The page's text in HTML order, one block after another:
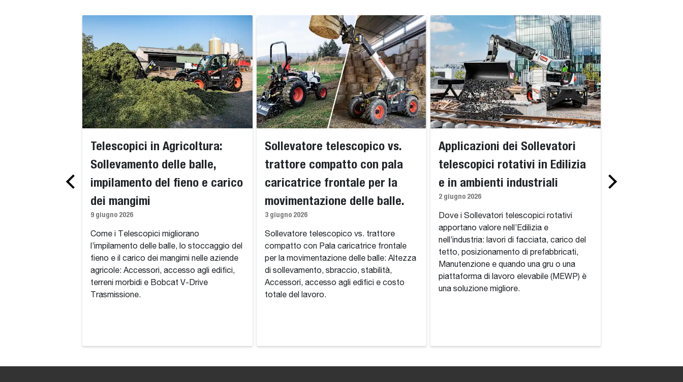
Telescopici in Agricoltura:
Sollevamento delle balle,
impilamento del fieno e carico
dei mangimi
9 giugno 2026
Come i Telescopici migliorano
l’impilamento delle balle, lo stoccaggio del
fieno e il carico dei mangimi nelle aziende
agricole: Accessori, accesso agli edifici,
terreni morbidi e Bobcat V-Drive
Trasmissione.
Sollevatore telescopico vs.
trattore compatto con pala
caricatrice frontale per la
movimentazione delle balle.
3 giugno 2026
Sollevatore telescopico vs. trattore
compatto con Pala caricatrice frontale
per la movimentazione delle balle: Altezza
di sollevamento, sbraccio, stabilità,
Accessori, accesso agli edifici e costo
totale del lavoro.
Applicazioni dei Sollevatori
telescopici rotativi in Edilizia
e in ambienti industriali
2 giugno 2026
Dove i Sollevatori telescopici rotativi
apportano valore nell’Edilizia e
nell’industria: lavori di facciata, carico del
tetto, posizionamento di prefabbricati,
Manutenzione e quando una gru o una
piattaforma di lavoro elevabile (MEWP) è
una soluzione migliore.
spiegazione